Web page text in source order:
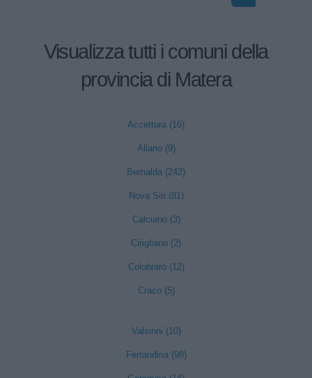
Visualizza tutti i comuni della
provincia di Matera
Accettura (16)
Aliano (9)
Bernalda (242)
Nova Siri (81)
Calciano (3)
Cirigliano (2)
Colobraro (12)
Craco (5)
Valsinni (10)
Ferrandina (98)